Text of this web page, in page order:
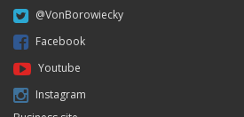
@VonBorowiecky
Facebook
Youtube
Instagram